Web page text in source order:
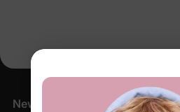
Newsletter